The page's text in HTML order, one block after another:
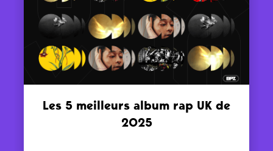
Les 5 meilleurs album rap UK de
2025